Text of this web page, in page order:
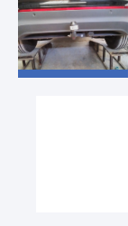
Pour
du
-
des
- Les
- Les
-